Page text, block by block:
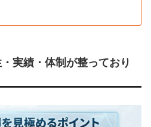
実績・体制が整っており